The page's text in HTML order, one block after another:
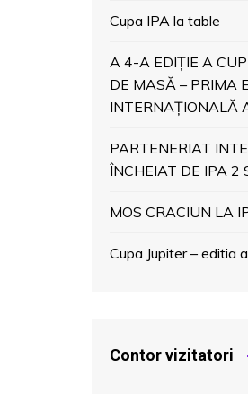
Cupa IPA la table
A 4-A EDIȚIE A
DE MASĂ – PRIMA
INTERNAȚIONALĂ
PARTENERIAT
ÎNCHEIAT DE IPA 2
MOS CRACIUN LA
Cupa Jupiter – editia
Contor vizitatori